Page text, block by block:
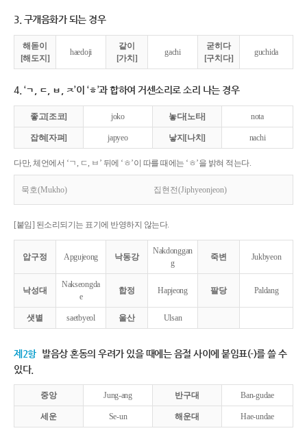
3. 구개음화가 되는 경우
해돋이
[해도지]
haedoji
같이
[가치]
gachi
굳히다
[구치다]
guchida
4. ‘ㄱ, ㄷ, ㅂ, ㅈ’이 ‘ㅎ’과 합하여 거센소리로 소리 나는 경우
좋고[조코] joko 놓다[노타] nota
잡혀[자펴] japyeo 낳지[나치] nachi
다만, 체언에서 ‘ㄱ, ㄷ, ㅂ’ 뒤에 ‘ㅎ’이 따를 때에는 ‘ㅎ’을 밝혀 적는다.
묵호(Mukho) 집현전(Jiphyeonjeon)
[붙임] 된소리되기는 표기에 반영하지 않는다.
압구정 Apgujeong 낙동강
Nakdonggan
g
죽변 Jukbyeon
낙성대
Nakseongda
e
합정 Hapjeong 팔당 Paldang
샛별 saetbyeol 울산 Ulsan
제2항 발음상 혼동의 우려가 있을 때에는 음절 사이에 붙임표(-)를 쓸 수
있다.
중앙 Jung-ang 반구대 Ban-gudae
세운 Se-un 해운대 Hae-undae